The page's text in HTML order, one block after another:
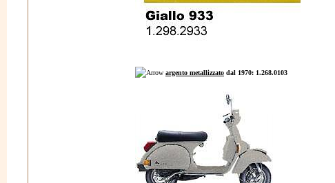
argento metallizzato dal 1970: 1.268.0103